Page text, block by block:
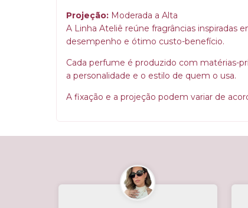
Projeção: Moderada a Alta
A Linha Ateliê reúne fragrâncias inspiradas
desempenho e ótimo custo-benefício.
Cada perfume é produzido com matérias-
a personalidade e o estilo de quem o usa.
A fixação e a projeção podem variar de